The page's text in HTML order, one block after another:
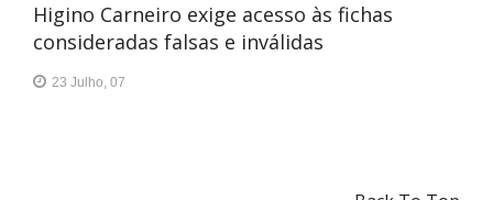
Higino Carneiro exige acesso às fichas
consideradas falsas e inválidas
23 Julho, 07